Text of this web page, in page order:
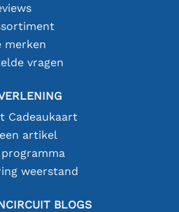
merken
vragen
Cadeaukaart
artikel
weerstand
BLOGS